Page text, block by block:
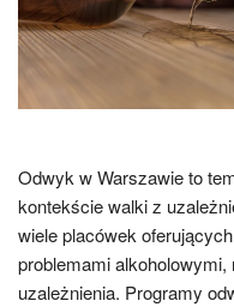
Odwyk w Warszawie to
kontekście walki z
wiele placówek
problemami
uzależnienia. Programy